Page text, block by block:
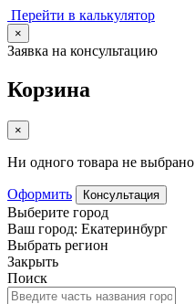
Перейти в калькулятор
×
Заявка на консультацию
Корзина
×
Ни одного товара не выбрано
Оформить Консультация
Выберите город
Ваш город: Екатеринбург
Выбрать регион
Закрыть
Поиск